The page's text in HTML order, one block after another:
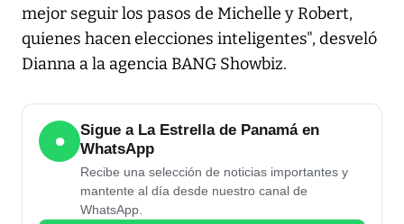
mejor seguir los pasos de Michelle y Robert,
quienes hacen elecciones inteligentes", desveló
Dianna a la agencia BANG Showbiz.
●
Sigue a La Estrella de Panamá en
WhatsApp
Recibe una selección de noticias importantes y
mantente al día desde nuestro canal de
WhatsApp.